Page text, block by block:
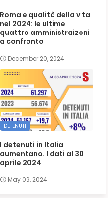
Roma e qualità della vita
nel 2024: le ultime
quattro amministraizoni
a confronto
December 20, 2024
DETENUTI
I detenuti in Italia
aumentano. I dati al 30
aprile 2024
May 09, 2024